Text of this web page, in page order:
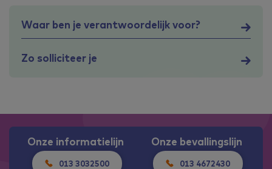
Waar ben je verantwoordelijk voor?
Zo solliciteer je
Onze informatielijn
013 3032500
Onze bevallingslijn
013 4672430